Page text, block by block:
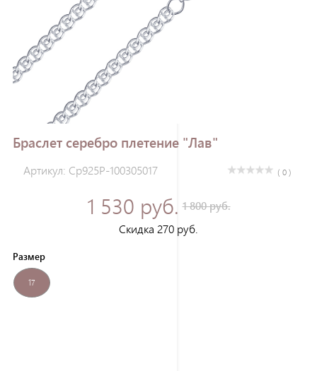
Браслет серебро плетение "Лав"
Артикул: Ср925Р-100305017 ( 0 )
1 530 руб. 1 800 руб.
Скидка 270 руб.
Размер
17
Зарегистрироваться